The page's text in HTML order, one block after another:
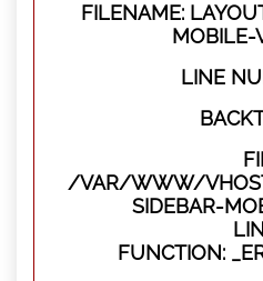
FILENAME:
MOBILE-
LINE
/VAR/WWW/
SIDEBAR-
FUNCTION: